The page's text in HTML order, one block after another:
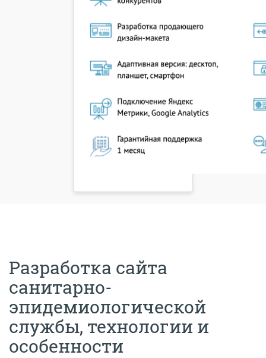
Разработка сайта
санитарно-
эпидемиологической
службы, технологии и
особенности